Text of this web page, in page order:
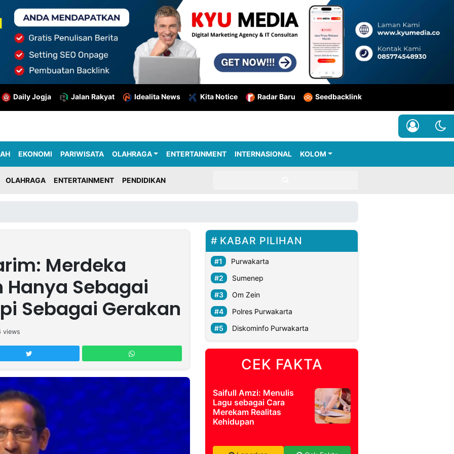
Daily Jogja Jalan Rakyat Idealita News Kita Notice Radar Baru Seedbacklink
EKONOMI PARIWISATA OLAHRAGA ENTERTAINMENT INTERNASIONAL KOLOM
OLAHRAGA ENTERTAINMENT PENDIDIKAN
Merdeka
Hanya Sebagai
Sebagai Gerakan
views
KABAR PILIHAN
Purwakarta
Sumenep
Om Zein
Polres Purwakarta
Diskominfo Purwakarta
CEK FAKTA
Saifull Amzi: Menulis
Lagu sebagai Cara
Merekam Realitas
Kehidupan